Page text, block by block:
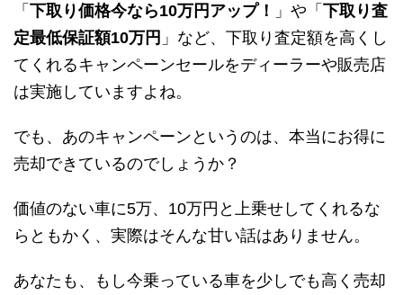
「 下取り価格今なら10万円アップ！ 」や「 下取り査
定最低保証額10万円 」など、下取り査定額を高くし
てくれるキャンペーンセールをディーラーや販売店
は実施していますよね。
でも、あのキャンペーンというのは、本当にお得に
売却できているのでしょうか？
価値のない車に5万、10万円と上乗せしてくれるな
らともかく、実際はそんな甘い話はありません。
あなたも、もし今乗っている車を少しでも高く売却